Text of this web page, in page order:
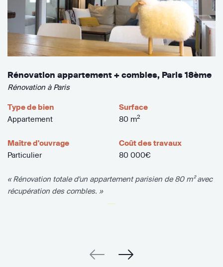
Rénovation appartement + combles, Paris 18ème
Rénovation à Paris
Type de bien
Appartement
Surface
80 m2
Maître d'ouvrage
Particulier
Coût des travaux
80 000€
« Rénovation totale d'un appartement parisien de 80 m² avec
récupération des combles. »